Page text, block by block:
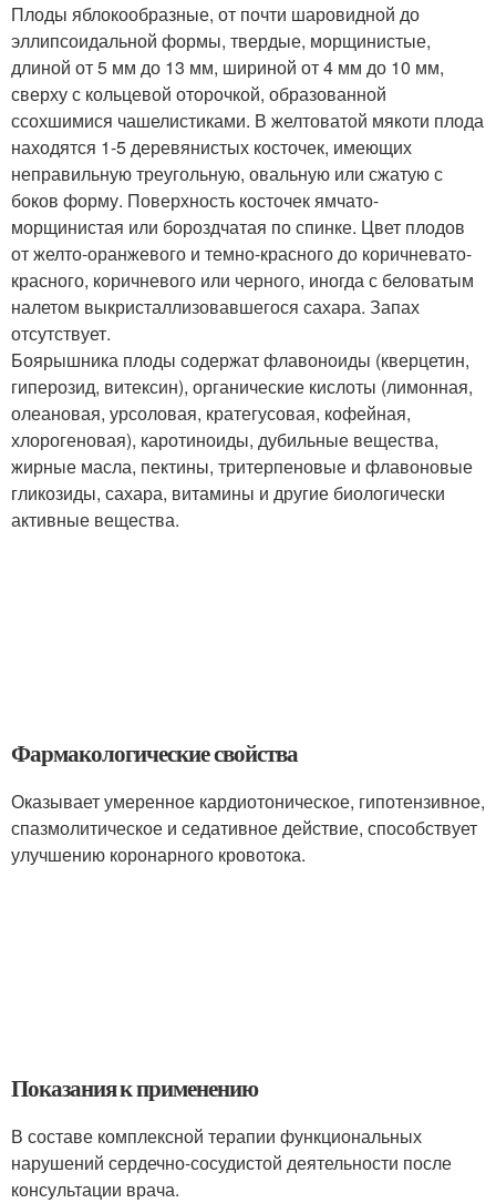
Плоды яблокообразные, от почти шаровидной до
эллипсоидальной формы, твердые, морщинистые,
длиной от 5 мм до 13 мм, шириной от 4 мм до 10 мм,
сверху с кольцевой оторочкой, образованной
ссохшимися чашелистиками. В желтоватой мякоти плода
находятся 1-5 деревянистых косточек, имеющих
неправильную треугольную, овальную или сжатую с
боков форму. Поверхность косточек ямчато-
морщинистая или бороздчатая по спинке. Цвет плодов
от желто-оранжевого и темно-красного до коричневато-
красного, коричневого или черного, иногда с беловатым
налетом выкристаллизовавшегося сахара. Запах
отсутствует.
Боярышника плоды содержат флавоноиды (кверцетин,
гиперозид, витексин), органические кислоты (лимонная,
олеановая, урсоловая, кратегусовая, кофейная,
хлорогеновая), каротиноиды, дубильные вещества,
жирные масла, пектины, тритерпеновые и флавоновые
гликозиды, сахара, витамины и другие биологически
активные вещества.
Фармакологические свойства
Оказывает умеренное кардиотоническое, гипотензивное,
спазмолитическое и седативное действие, способствует
улучшению коронарного кровотока.
Показания к применению
В составе комплексной терапии функциональных
нарушений сердечно-сосудистой деятельности после
консультации врача.